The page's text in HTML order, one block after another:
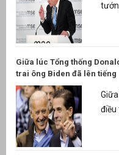
Giữa lúc Tổng thống
trai ông Biden đã lên tiếng
điều